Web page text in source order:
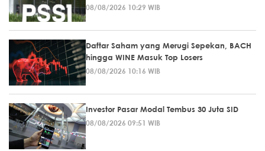
08/08/2026 10:29 WIB
Daftar Saham yang Merugi Sepekan, BACH
hingga WINE Masuk Top Losers
08/08/2026 10:16 WIB
Investor Pasar Modal Tembus 30 Juta SID
08/08/2026 09:51 WIB